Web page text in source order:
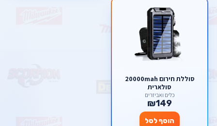
סוללת חירום 20000mah
סולארית
כלים ואביזרים
₪149
הוסף לסל